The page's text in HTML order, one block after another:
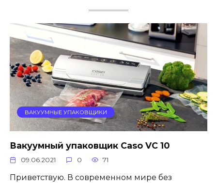
ВАКУУМНЫЕ УПАКОВЩИКИ
Вакуумный упаковщик Caso VC 10
09.06.2021 0 71
Приветствую. В современном мире без